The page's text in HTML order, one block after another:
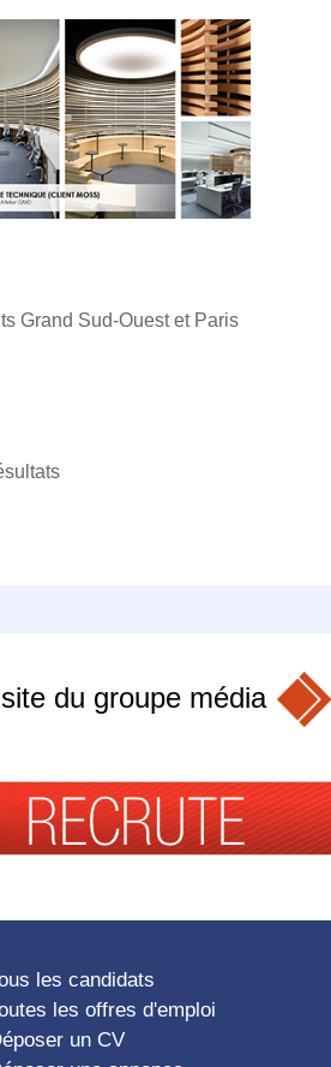
Grand Sud-Ouest et Paris
du groupe média
les candidats
les offres d'emploi
un CV